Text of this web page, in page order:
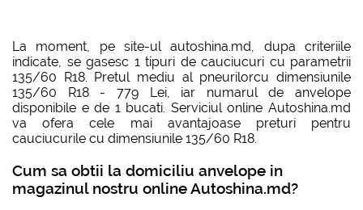
La moment, pe site-ul autoshina.md, dupa criteriile
indicate, se gasesc 1 tipuri de cauciucuri cu parametrii
135/60 R18. Pretul mediu al pneurilorcu dimensiunile
135/60 R18 - 779 Lei, iar numarul de anvelope
disponibile e de 1 bucati. Serviciul online Autoshina.md
va ofera cele mai avantajoase preturi pentru
cauciucurile cu dimensiunile 135/60 R18.
Cum sa obtii la domiciliu anvelope in
magazinul nostru online Autoshina.md?